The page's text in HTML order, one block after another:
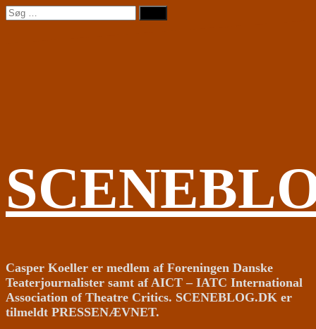
Videre
til
Søg
efter:
Casper Koeller er medlem af Foreningen Danske
Teaterjournalister samt af AICT – IATC International
Association of Theatre Critics. SCENEBLOG.DK er
tilmeldt PRESSENÆVNET.